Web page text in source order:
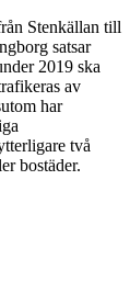
Stenkällan till
satsar
2019 ska
av
har
två
bostäder.